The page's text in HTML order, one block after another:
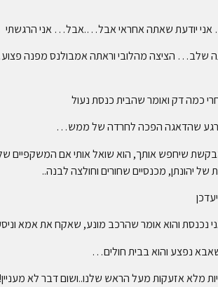
אני יודעת שאתה אחראי אבל….אבל… אני הרגשתי
הציצה מהלובי וראתה אמבולנס מפנה
כמה דק ואומר שהבית כנסת נעול
הרגע שהדאגה הפכה לחרדה של ממש…
שיחפש אותך, הוא שואל אותי אם המשקפיים
יהונתן, מכנסיים שחורים וחולצה לבנה..
נכנסת והוא אומר שהרכב מונע, שאקח את אמא
שאבא נפצע והוא בבית חולים…
מלא אזעקות מעל הראש שלנו..ושום דבר לא